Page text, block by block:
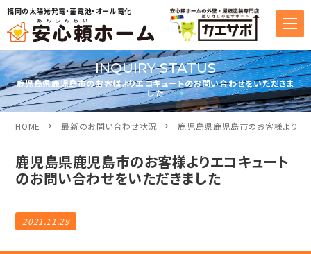
福岡の太陽光発電・蓄電池・オール電化
INQUIRY-STATUS
鹿児島県鹿児島市のお客様よりエコキュートのお問い合わせをいただきま
した
HOME 最新のお問い合わせ状況 鹿児島県鹿児島市のお客様よりエ
鹿児島県鹿児島市のお客様よりエコキュート
のお問い合わせをいただきました
2021.11.29